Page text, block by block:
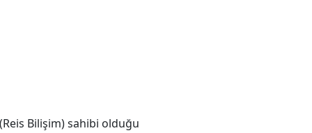
Bilişim) sahibi olduğu